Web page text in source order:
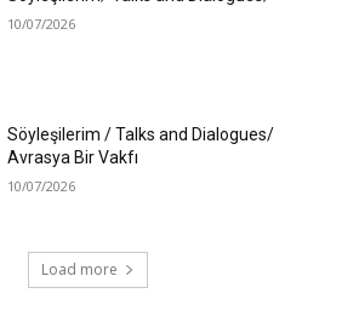
10/07/2026
Söyleşilerim / Talks and Dialogues/
Avrasya Bir Vakfı
10/07/2026
Load more